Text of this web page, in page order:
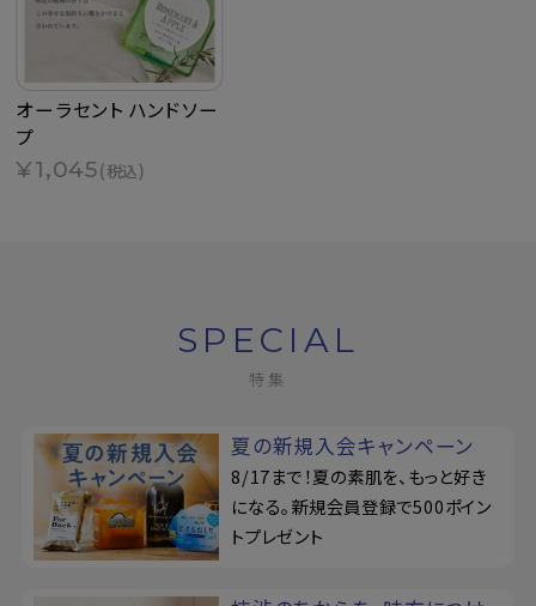
オーラセント ハンドソー
プ
¥1,045(税込)
SPECIAL
特集
夏の新規入会キャンペーン
8/17まで！夏の素肌を、もっと好き
になる。新規会員登録で500ポイン
トプレゼント